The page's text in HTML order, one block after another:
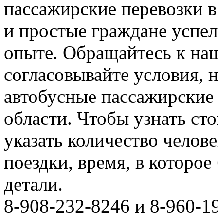
пассажирские
и простые граждане
опыте. Обращайтесь к
согласовывайте условия,
автобусные
области. Чтобы узнать
указать количество
поездки, время, в
детали.
8-908-232-8246 и 8-960-